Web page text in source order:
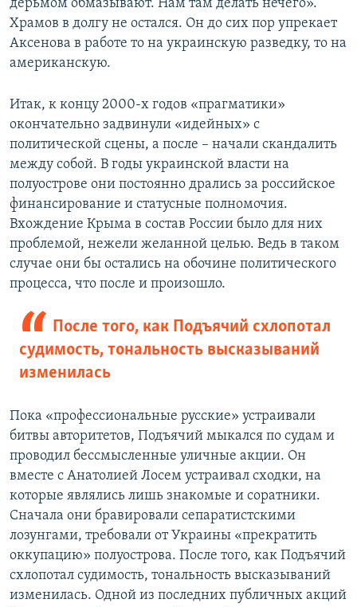
дерьмом обмазывают. Нам там делать нечего».
Храмов в долгу не остался. Он до сих пор упрекает
Аксенова в работе то на украинскую разведку, то на
американскую.
Итак, к концу 2000-х годов «прагматики»
окончательно задвинули «идейных» с
политической сцены, а после – начали скандалить
между собой. В годы украинской власти на
полуострове они постоянно дрались за российское
финансирование и статусные полномочия.
Вхождение Крыма в состав России было для них
проблемой, нежели желанной целью. Ведь в таком
случае они бы остались на обочине политического
процесса, что после и произошло.
После того, как Подъячий схлопотал
судимость, тональность высказываний
изменилась
Пока «профессиональные русские» устраивали
битвы авторитетов, Подъячий мыкался по судам и
проводил бессмысленные уличные акции. Он
вместе с Анатолией Лосем устраивал сходки, на
которые являлись лишь знакомые и соратники.
Сначала они бравировали сепаратистскими
лозунгами, требовали от Украины «прекратить
оккупацию» полуострова. После того, как Подъячий
схлопотал судимость, тональность высказываний
изменилась. Одной из последних публичных акций